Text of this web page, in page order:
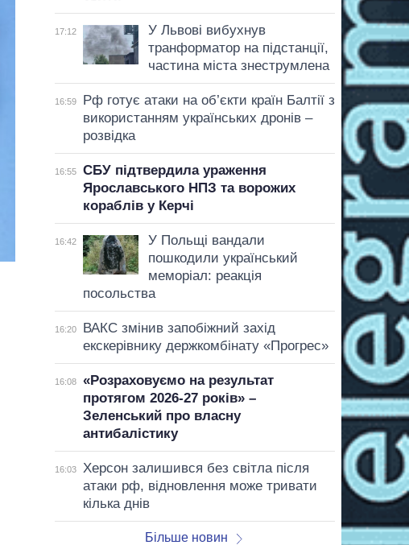
17:12
У Львові вибухнув
транформатор на підстанції,
частина міста знеструмлена
16:59
Рф готує атаки на об’єкти країн Балтії з
використанням українських дронів –
розвідка
16:55
СБУ підтвердила ураження
Ярославського НПЗ та ворожих
кораблів у Керчі
16:42
У Польщі вандали
пошкодили український
меморіал: реакція
посольства
16:20
ВАКС змінив запобіжний захід
екскерівнику держкомбінату «Прогрес»
16:08
«Розраховуємо на результат
протягом 2026-27 років» –
Зеленський про власну
антибалістику
16:03
Херсон залишився без світла після
атаки рф, відновлення може тривати
кілька днів
Більше новин